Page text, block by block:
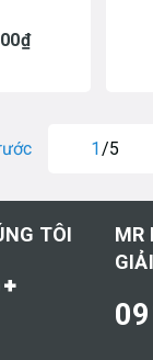
1 /5
TÔI
MR